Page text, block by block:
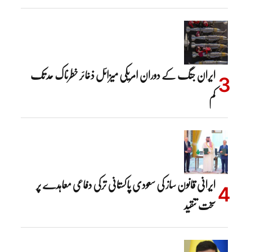
ایران جنگ کے دوران امریکی میزائل ذخائر خطرناک حد تک
کم
ایرانی قانون ساز کی سعودی پاکستانی ترکی دفاعی معاہدے پر
سخت تنقید